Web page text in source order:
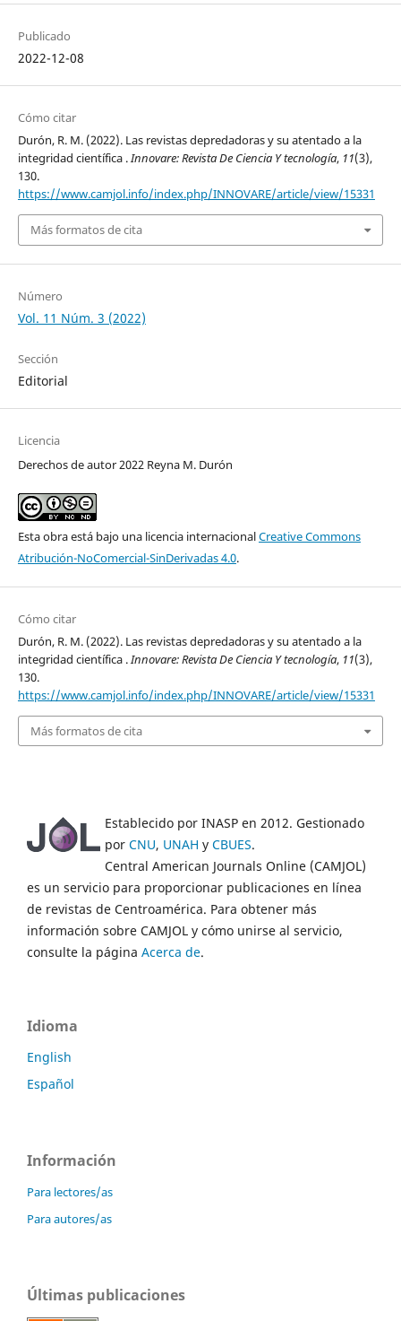
Publicado
2022-12-08
Cómo citar
Durón, R. M. (2022). Las revistas depredadoras y su atentado a la
integridad científica .Innovare: Revista De Ciencia Y tecnología, 11(3),
130.
https://www.camjol.info/index.php/INNOVARE/article/view/15331
Más formatos de cita
Número
Vol. 11 Núm. 3 (2022)
Sección
Editorial
Licencia
Derechos de autor 2022 Reyna M. Durón
Esta obra está bajo una licencia internacionalCreative Commons
Atribución-NoComercial-SinDerivadas 4.0.
Cómo citar
Durón, R. M. (2022). Las revistas depredadoras y su atentado a la
integridad científica .Innovare: Revista De Ciencia Y tecnología, 11(3),
130.
https://www.camjol.info/index.php/INNOVARE/article/view/15331
Más formatos de cita
Establecido por INASP en 2012. Gestionado
por CNU, UNAH y CBUES.
Central American Journals Online (CAMJOL)
es un servicio para proporcionar publicaciones en línea
de revistas de Centroamérica. Para obtener más
información sobre CAMJOL y cómo unirse al servicio,
consulte la página Acerca de.
Idioma
English
Español
Información
Para lectores/as
Para autores/as
Últimas publicaciones